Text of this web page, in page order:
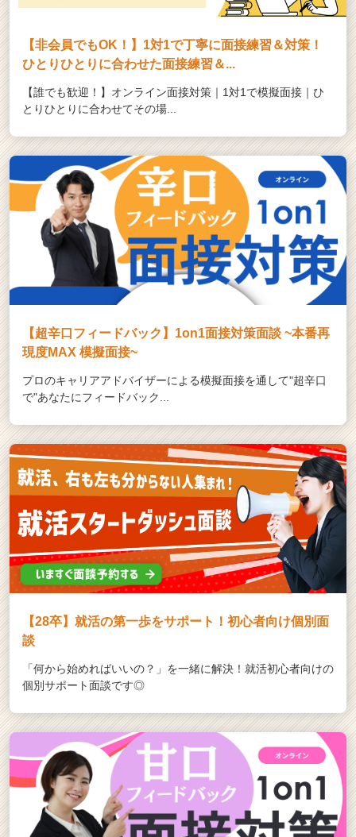
【非会員でもOK！】1対1で丁寧に面接練習＆対策！
ひとりひとりに合わせた面接練習＆...
【誰でも歓迎！】オンライン面接対策｜1対1で模擬面接｜ひ
とりひとりに合わせてその場...
【超辛口フィードバック】1on1面接対策面談 ~本番再
現度MAX 模擬面接~
プロのキャリアアドバイザーによる模擬面接を通して"超辛口
で"あなたにフィードバック...
【28卒】就活の第一歩をサポート！初心者向け個別面
談
「何から始めればいいの？」を一緒に解決！就活初心者向けの
個別サポート面談です◎